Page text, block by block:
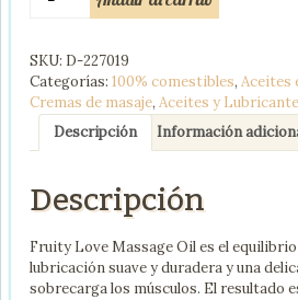
FRUITY
EFECTO
CALOR
VAINILLA
PERA
ML
cantidad
SKU: D-227019
Categorías: 100% comestibles, Aceites
Cremas de masaje, Aceites y
Descripción Información
Descripción
Fruity Love Massage Oil es el
lubricación suave y duradera y una
sobrecarga los músculos. El resultado